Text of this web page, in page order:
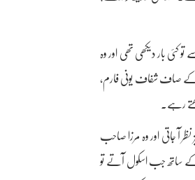
کئی بار دیکھی تھی اور وہ
کے صاف شفاف یونی فارم،
رہے۔
آ جاتی اور وہ مرزا صاحب
ساتھ جب اسکول آتے تو